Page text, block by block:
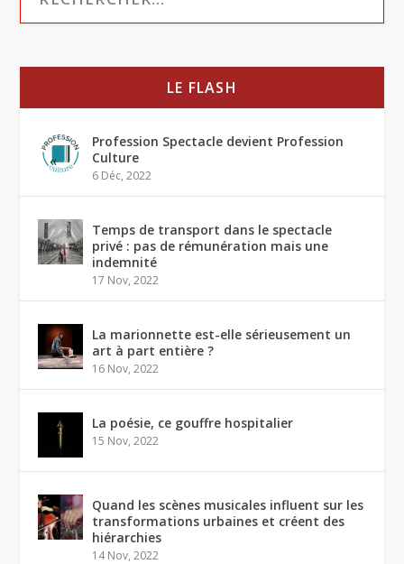
LE FLASH
Profession Spectacle devient Profession
Culture
6 Déc, 2022
Temps de transport dans le spectacle
privé : pas de rémunération mais une
indemnité
17 Nov, 2022
La marionnette est-elle sérieusement un
art à part entière ?
16 Nov, 2022
La poésie, ce gouffre hospitalier
15 Nov, 2022
Quand les scènes musicales influent sur les
transformations urbaines et créent des
hiérarchies
14 Nov, 2022